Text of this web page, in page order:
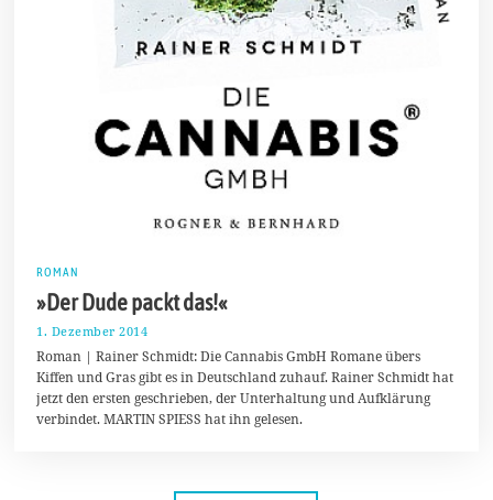
ROMAN
»Der Dude packt das!«
1. Dezember 2014
.
D
e
z
Roman | Rainer Schmidt: Die Cannabis GmbH Romane übers
Kiffen und Gras gibt es in Deutschland zuhauf. Rainer Schmidt hat
jetzt den ersten geschrieben, der Unterhaltung und Aufklärung
verbindet. MARTIN SPIESS hat ihn gelesen.